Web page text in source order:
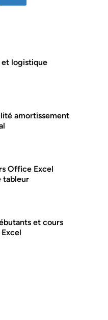
logistique
amortissement
Office Excel
tableur
et cours